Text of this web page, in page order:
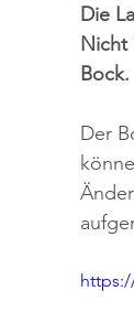
Die
Nicht
Bock.
Der